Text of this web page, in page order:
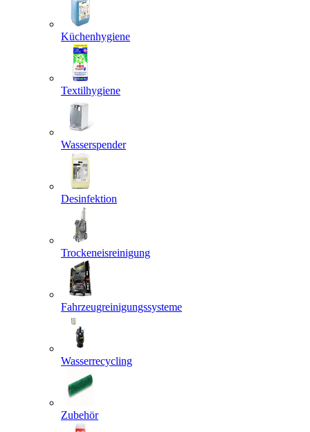
Küchenhygiene
Textilhygiene
Wasserspender
Desinfektion
Trockeneisreinigung
Fahrzeugreinigungssysteme
Wasserrecycling
Zubehör